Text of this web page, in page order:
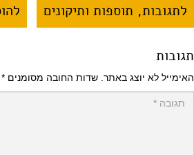
לתגובות, תוספות ותיקונים
תגובות
האימייל לא יוצג באתר. שדות החובה מסומנים *